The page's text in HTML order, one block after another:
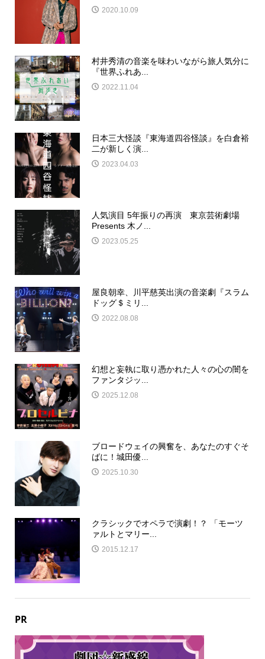
2020.10.09
村井秀清の音楽を味わいながら旅人気分に
『世界ふれあ...
2022.11.04
日本三大怪談『東海道四谷怪談』を白倉裕
二が新しく演...
2023.04.03
人気演目 5年振りの再演 東京芸術劇場
Presents 木ノ...
2023.05.25
屋良朝幸、川平慈英出演の音楽劇『スラム
ドッグ＄ミリ...
2022.08.08
幻想と妄執に取り憑かれた人々の心の闇を
ファンタジッ...
2025.12.08
ブロードウェイの興奮を、あなたのすぐそ
ばに！城田優...
2025.10.30
クラシックでオペラで演劇！？ 「モーツ
ァルトとマリー...
2015.12.17
PR